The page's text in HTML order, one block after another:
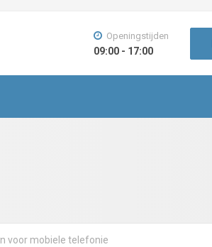
Openingstijden
09:00 - 17:00
voor mobiele telefonie